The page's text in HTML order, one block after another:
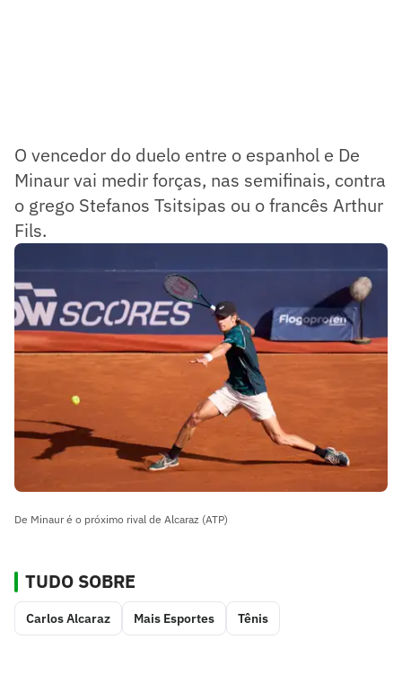
O vencedor do duelo entre o espanhol e De
Minaur vai medir forças, nas semifinais, contra
o grego Stefanos Tsitsipas ou o francês Arthur
Fils.
De Minaur é o próximo rival de Alcaraz (ATP)
TUDO SOBRE
Carlos Alcaraz Mais Esportes Tênis